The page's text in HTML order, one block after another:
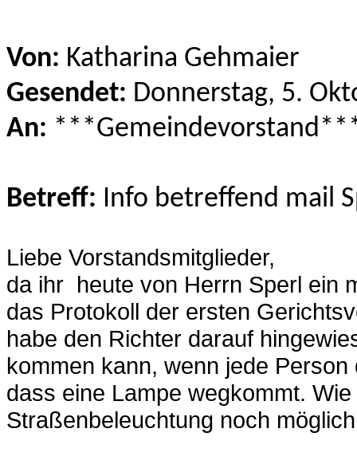
Von: Katharina Gehmaier
Gesendet: Donnerstag, 5.
An:
Betreff: Info betreffend mail
Liebe Vorstandsmitglieder,
da ihr heute von Herrn Sperl ein
das Protokoll der ersten
habe den Richter darauf
kommen kann, wenn jede
dass eine Lampe wegkommt.
Straßenbeleuchtung noch